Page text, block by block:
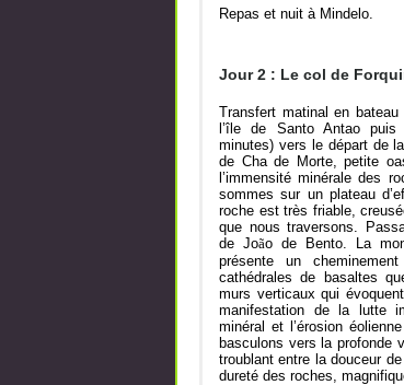
Repas et nuit à Mindelo.
Jour 2 : Le col de
Transfert matinal en
l’île de Santo Antao
minutes) vers le départ de
de Cha de Morte, petite
l’immensité minérale des
sommes sur un plateau
roche est très friable,
que nous traversons.
de João de Bento. La
présente un
cathédrales de basaltes
murs verticaux qui
manifestation de la lutte
minéral et l’érosion
basculons vers la profonde
troublant entre la douceur
dureté des roches,